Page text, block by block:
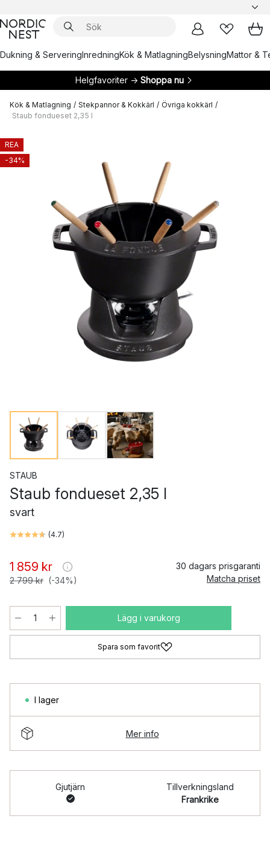
Dukning & ServeringInredningKök & MatlagningBelysningMattor &
Helgfavoriter → Shoppa nu
Kök & Matlagning / Stekpannor & Kokkärl / Övriga kokkärl /
Staub fondueset 2,35 l
REA
-34%
STAUB
Staub fondueset 2,35 l
svart
(4.7)
1 859 kr
2 799 kr (-34%)
30 dagars prisgaranti
Matcha priset
Lägg i varukorg
Spara som favorit
I lager
Mer info
Gjutjärn
Tillverkningsland
Frankrike